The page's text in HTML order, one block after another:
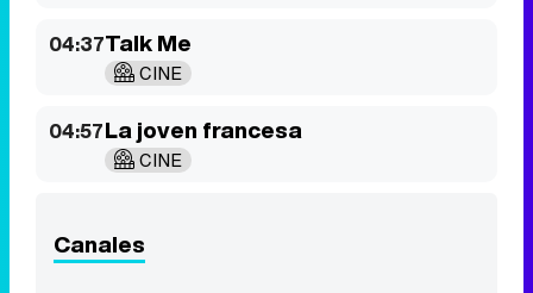
04:37Talk Me
CINE
04:57La joven francesa
CINE
Canales